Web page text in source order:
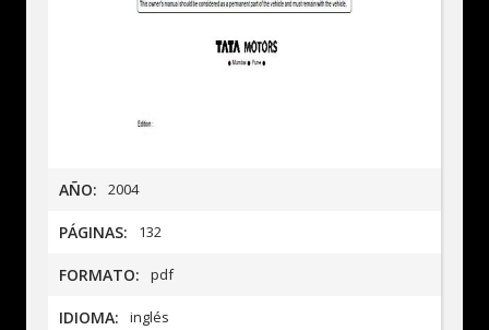
AÑO: 2004
PÁGINAS: 132
FORMATO: pdf
IDIOMA: inglés